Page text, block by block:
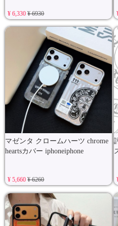
¥ 6,330¥ 6930
マゼンタ クロームハーツ chrome
heartsカバー iphoneiphone
¥ 5,660¥ 6260